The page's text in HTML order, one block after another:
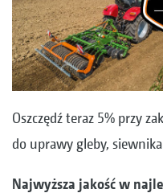
Oszczędź teraz 5% przy
do uprawy gleby,
Najwyższa jakość w